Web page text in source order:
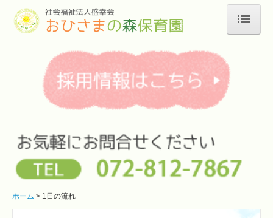
園のご案内
年間行事
一時預かり
エントリーフォーム
お問合せ
ホーム 1日の流れ